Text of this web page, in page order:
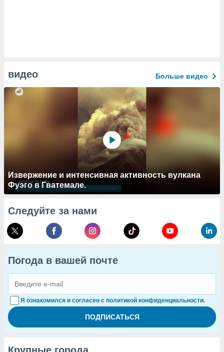
видео Больше видео
Извержение и интенсивная активность вулкана
Фуэго в Гватемале.
Следуйте за нами
Погода в вашей почте
Я ознакомился и согласен с политикой конфиденциальности.